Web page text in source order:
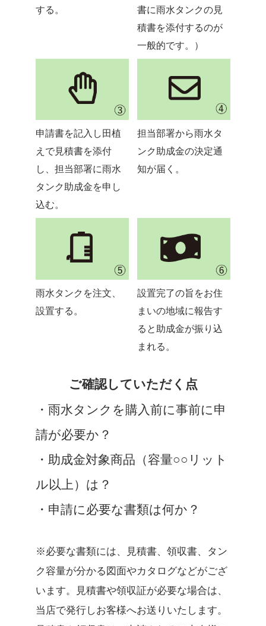
する。
書に雨水タンクの見
積書を添付するのが
一般的です。）
申請書を記入し田植
えで見積書を添付
し、担当部署に雨水
タンク助成金を申し
込む。
担当部署から雨水タ
ンク助成金の決定通
知が届く。
雨水タンクを注文、
設置する。
設置完了の旨をお住
まいの地域に報告す
ると助成金が振り込
まれる。
ご確認していただく点
・雨水タンクを購入前に事前に申
請が必要か？
・助成金対象商品（容量○○リット
ル以上）は？
・申請に必要な書類は何か？
※必要な書類には、見積書、領収書、タン
ク容量が分かる図面やカタログなどがござ
います。見積書や領収証が必要な場合は、
当店で発行しお客様へお送りいたします。